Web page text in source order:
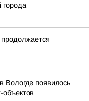
города
Вологде появилось
объектов